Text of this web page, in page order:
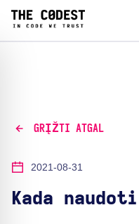
GRĮŽTI ATGAL
2021-08-31
Kada